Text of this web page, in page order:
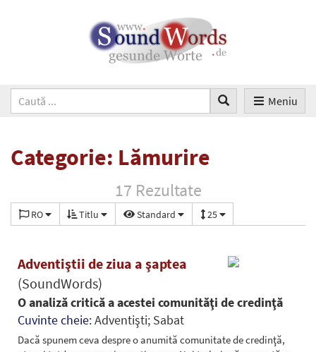
Meniu
Categorie: Lămurire
17 Rezultate
RO Titlu Standard 25
Adventiştii de ziua a şaptea
(SoundWords)
O analiză critică a acestei comunităţi de credinţă
Cuvinte cheie:Adventişti; Sabat
Dacă spunem ceva despre o anumită comunitate de credinţă,